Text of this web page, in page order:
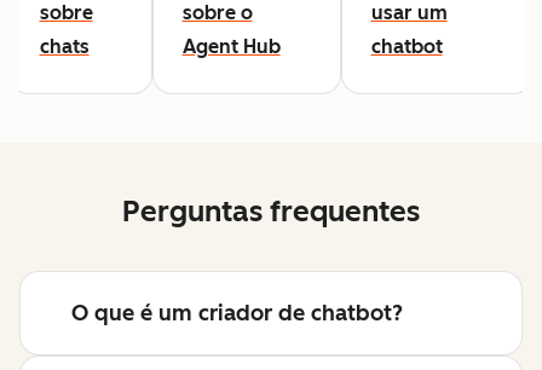
sobre
chats
sobre o
Agent Hub
usar um
chatbot
Perguntas frequentes
O que é um criador de chatbot?